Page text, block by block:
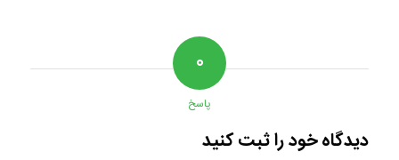
۰
پاسخ
دیدگاه خود را ثبت کنید